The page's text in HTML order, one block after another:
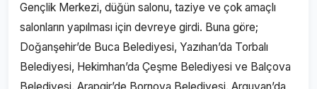
Gençlik Merkezi, düğün salonu, taziye ve çok amaçlı
salonların yapılması için devreye girdi. Buna göre;
Doğanşehir’de Buca Belediyesi, Yazıhan’da Torbalı
Belediyesi, Hekimhan’da Çeşme Belediyesi ve Balçova